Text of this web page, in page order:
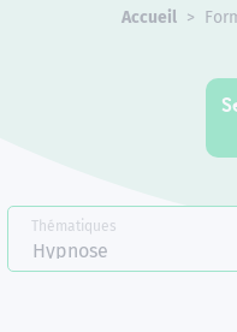
Accueil
Thématiques
Hypnose